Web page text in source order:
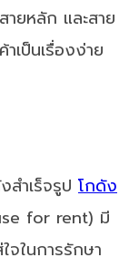
ยหลัก และสาย
เป็นเรื่องง่าย
ำเร็จรูป โกดัง
for rent) มี
จในการรักษา